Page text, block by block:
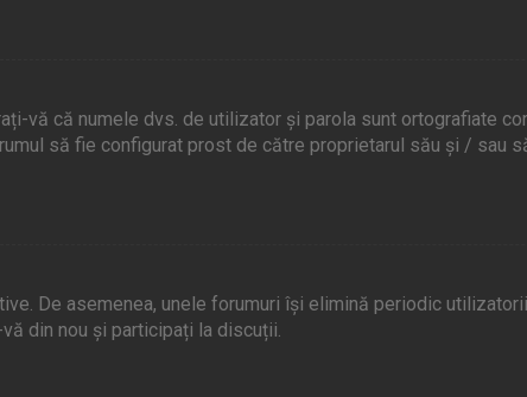
vă că numele dvs. de utilizator și parola sunt ortografiate
să fie configurat prost de către proprietarul său și / sau
De asemenea, unele forumuri își elimină periodic
din nou și participați la discuții.